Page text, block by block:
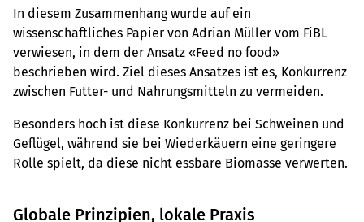
In diesem Zusammenhang wurde auf ein
wissenschaftliches Papier von Adrian Müller vom FiBL
verwiesen, in dem der Ansatz «Feed no food»
beschrieben wird. Ziel dieses Ansatzes ist es, Konkurrenz
zwischen Futter- und Nahrungsmitteln zu vermeiden.
Besonders hoch ist diese Konkurrenz bei Schweinen und
Geflügel, während sie bei Wiederkäuern eine geringere
Rolle spielt, da diese nicht essbare Biomasse verwerten.
Globale Prinzipien, lokale Praxis